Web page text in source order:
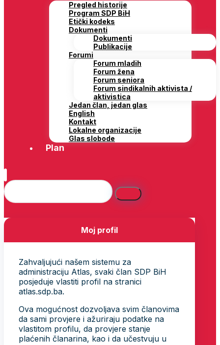
Pregled historije
Program SDP BiH
Etički kodeks
Dokumenti
Dokumenti
Publikacije
Forumi
Forum mladih
Forum žena
Forum seniora
Forum sindikalnih aktivista /
aktivistica
Jedan član, jedan glas
English
Kontakt
Lokalne organizacije
Glas slobode
Plan
Moj profil
Zahvaljujući našem sistemu za
administraciju Atlas, svaki član SDP BiH
posjeduje vlastiti profil na stranici
atlas.sdp.ba.
Ova mogućnost dozvoljava svim članovima
da sami provjere i ažuriraju podatke na
vlastitom profilu, da provjere stanje
plaćenih članarina, kao i da učestvuju u